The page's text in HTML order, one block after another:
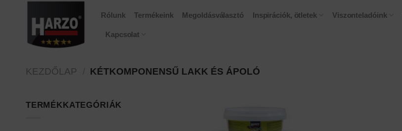
Rólunk Termékeink Megoldásválasztó Inspirációk, ötletek Viszonteladóink
Kapcsolat
KEZDŐLAP KÉTKOMPONENSŰ LAKK ÉS ÁPOLÓ
TERMÉKKATEGÓRIÁK